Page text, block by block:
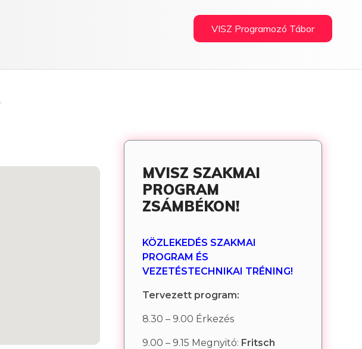
VISZ Programozó Tábor
MVISZ SZAKMAI
PROGRAM
ZSÁMBÉKON!
KÖZLEKEDÉS SZAKMAI
PROGRAM ÉS
VEZETÉSTECHNIKAI TRÉNING!
Tervezett program:
8.30 – 9.00 Érkezés
9.00 – 9.15 Megnyitó: Fritsch